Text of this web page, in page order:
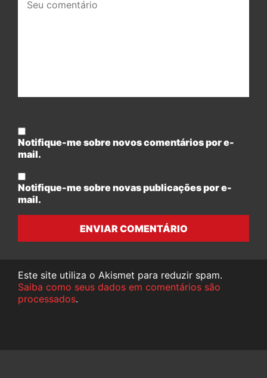
comentário:
Notifique-me sobre novos comentários por e-
mail.
Notifique-me sobre novas publicações por e-
mail.
ENVIAR COMENTÁRIO
Este site utiliza o Akismet para reduzir spam.
Saiba como seus dados em comentários são
processados.